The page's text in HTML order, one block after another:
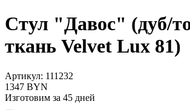
Стул "Давос" (дуб/
ткань Velvet Lux 81)
Артикул: 111232
1347 BYN
Изготовим за 45 дней